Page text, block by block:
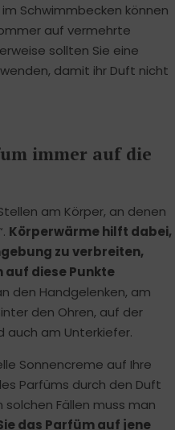
Schwimmbecken können
auf vermehrte
sollten Sie eine
damit ihr Duft nicht
immer auf die
am Körper, an denen
Körperwärme hilft dabei,
zu verbreiten,
auf diese Punkte
den Handgelenken, am
den Ohren, auf der
auch am Unterkiefer.
Sonnencreme auf Ihre
Parfüms durch den Duft
Fällen muss man
das Parfüm auf jene